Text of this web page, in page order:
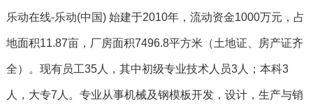
乐动在线-乐动(中国) 始建于2010年，流动资金1000万元，占
地面积11.87亩，厂房面积7496.8平方米（土地证、房产证齐
全）。现有员工35人，其中初级专业技术人员3人；本科3
人，大专7人。专业从事机械及钢模板开发，设计，生产与销